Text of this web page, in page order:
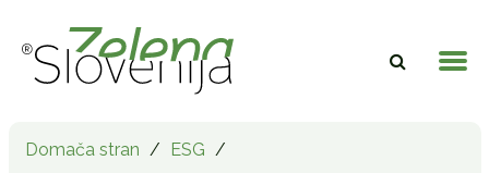
Domača stran / ESG /